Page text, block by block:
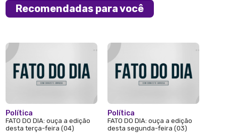
Recomendadas para você
Política
FATO DO DIA: ouça a edição
desta terça-feira (04)
Política
FATO DO DIA: ouça a edição
desta segunda-feira (03)